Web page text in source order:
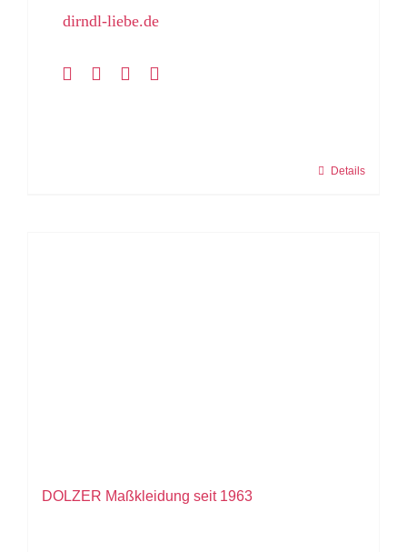
dirndl-liebe.de
Details
DOLZER Maßkleidung seit 1963